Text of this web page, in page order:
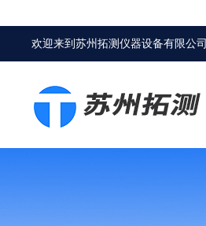
欢迎来到苏州拓测仪器设备有限公司